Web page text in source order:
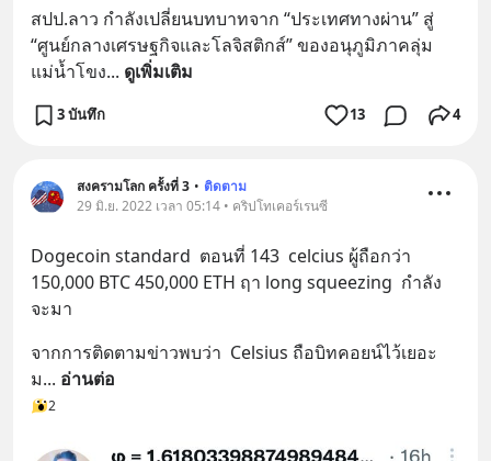
สปป.ลาว กำลังเปลี่ยนบทบาทจาก “ประเทศทางผ่าน” สู่
“ศูนย์กลางเศรษฐกิจและโลจิสติกส์” ของอนุภูมิภาคลุ่ม
แม่น้ำโขง... ดูเพิ่มเติม
3 บันทึก 13 4
สงครามโลก ครั้งที่ 3 • ติดตาม
29 มิ.ย. 2022 เวลา 05:14 • คริปโทเคอร์เรนซี
Dogecoin standard  ตอนที่ 143  celcius ผู้ถือกว่า
150,000 BTC 450,000 ETH ฤา long squeezing  กำลัง
จะมา
จากการติดตามข่าวพบว่า  Celsius ถือบิทคอยน์ไว้เยอะ
ม... อ่านต่อ
2